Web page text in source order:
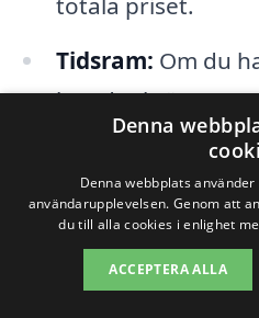
Tidsram: Om du
kan det krävas
jobbet gjort i tid,
kostnaderna.
För att få en mer
det klokt att begära
Denna
Denna webbplats
användarupplevelsen. Genom att
du till alla cookies i enlighet
ACCEPTERA ALLA